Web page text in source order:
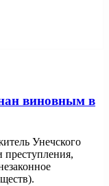
виновным в
Унечского